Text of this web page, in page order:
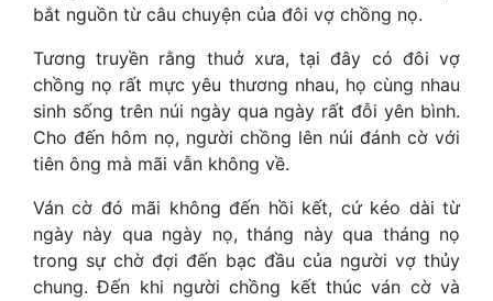
bắt nguồn từ câu chuyện của đôi vợ chồng nọ.
Tương truyền rằng thuở xưa, tại đây có đôi vợ
chồng nọ rất mực yêu thương nhau, họ cùng nhau
sinh sống trên núi ngày qua ngày rất đỗi yên bình.
Cho đến hôm nọ, người chồng lên núi đánh cờ với
tiên ông mà mãi vẫn không về.
Ván cờ đó mãi không đến hồi kết, cứ kéo dài từ
ngày này qua ngày nọ, tháng này qua tháng nọ
trong sự chờ đợi đến bạc đầu của người vợ thủy
chung. Đến khi người chồng kết thúc ván cờ và